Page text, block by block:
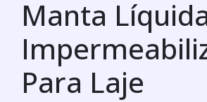
Manta
Para Laje